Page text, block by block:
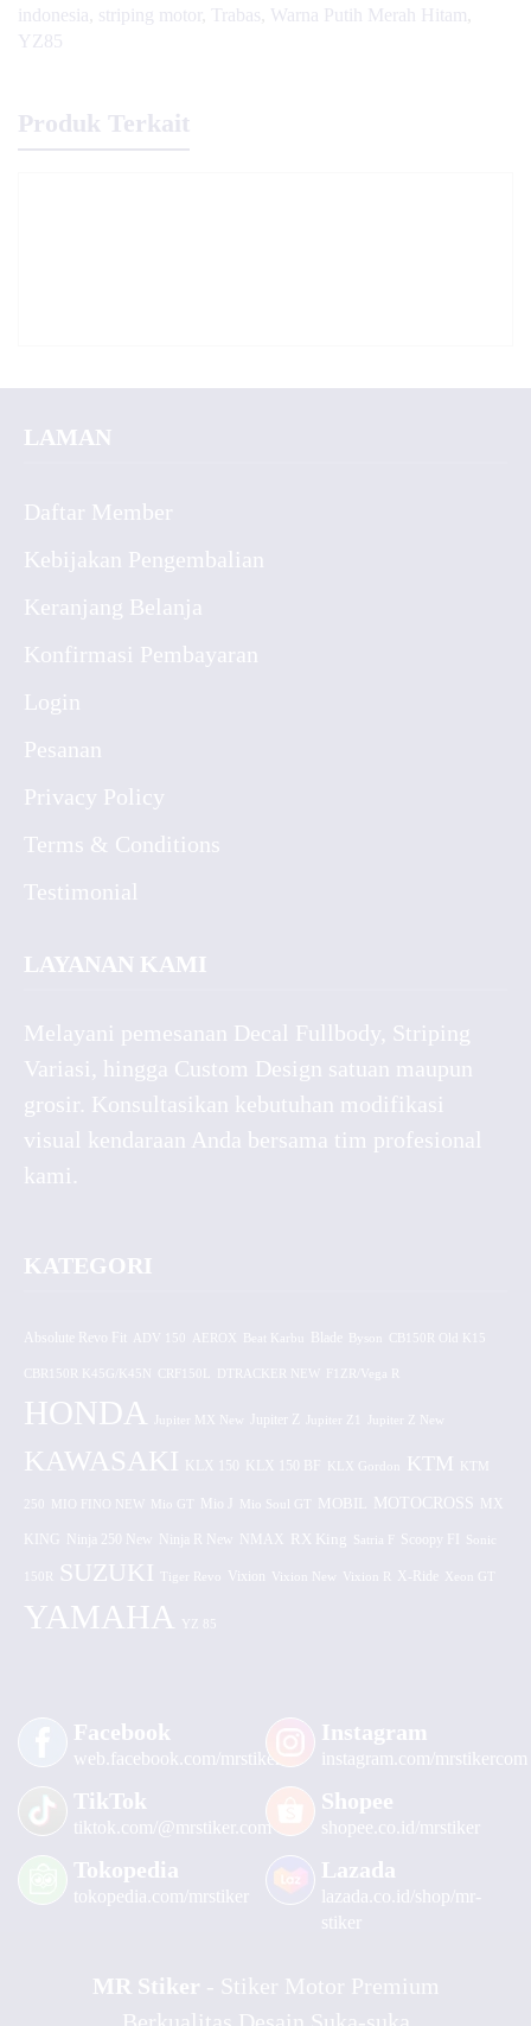
indonesia striping motor Trabas Warna Putih Merah Hitam
YZ85
Produk Terkait
LAMAN
Daftar Member
Kebijakan Pengembalian
Keranjang Belanja
Konfirmasi Pembayaran
Login
Pesanan
Privacy Policy
Terms & Conditions
Testimonial
LAYANAN KAMI
Melayani pemesanan Decal Fullbody, Striping
Variasi, hingga Custom Design satuan maupun
grosir. Konsultasikan kebutuhan modifikasi
visual kendaraan Anda bersama tim profesional
kami.
KATEGORI
Absolute Revo Fit ADV 150 AEROX CB150R Old K15
CBR150R K45G/K45N CRF150L DTRACKER NEW F1ZR/Vega R
HONDA Jupiter MX New Jupiter Z Jupiter Z1 Jupiter Z New
KAWASAKI KLX 150 KLX 150 BF KLX Gordon KTM KTM
250 MIO FINO NEW Mio GT Mio J Mio Soul GT MOBIL MOTOCROSS MX
KING Ninja 250 New Ninja R New NMAX RX King Satria F Scoopy FI Sonic
150R SUZUKI Tiger Revo Vixion Vixion New Vixion R X-Ride Xeon GT
YAMAHA YZ 85
Facebook
web.facebook.com/mrstiker
Instagram
instagram.com/mrstikercom
TikTok
tiktok.com/@mrstiker.com
Shopee
shopee.co.id/mrstiker
Tokopedia
tokopedia.com/mrstiker
Lazada
lazada.co.id/shop/mr-
stiker
MR Stiker - Stiker Motor Premium